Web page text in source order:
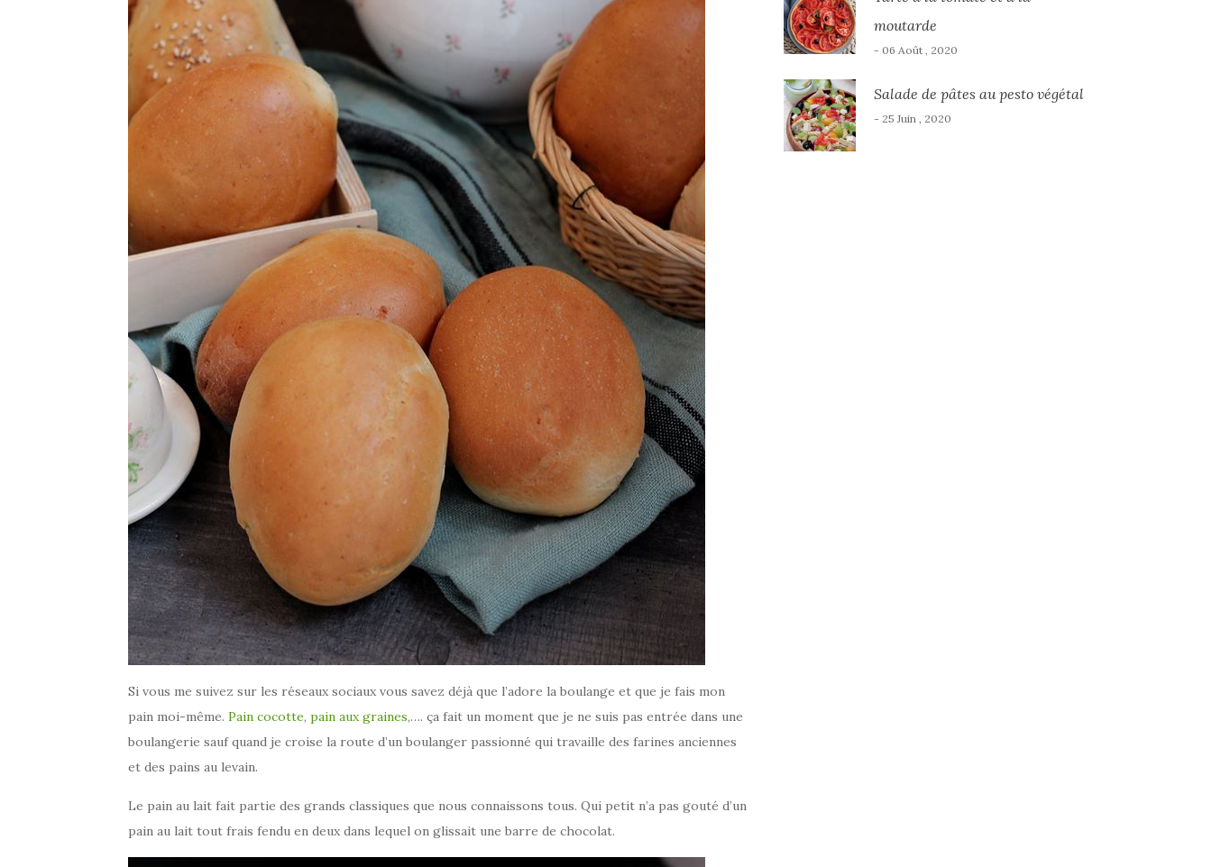
Si vous me suivez sur les réseaux sociaux vous savez déjà que l’adore la boulange et que je fais mon
pain moi-même. Pain cocotte, pain aux graines,…. ça fait un moment que je ne suis pas entrée dans une
boulangerie sauf quand je croise la route d’un boulanger passionné qui travaille des farines anciennes
et des pains au levain.
Le pain au lait fait partie des grands classiques que nous connaissons tous. Qui petit n’a pas gouté d’un
pain au lait tout frais fendu en deux dans lequel on glissait une barre de chocolat.
moutarde
- 06 Août , 2020
Salade de pâtes au pesto végétal
- 25 Juin , 2020